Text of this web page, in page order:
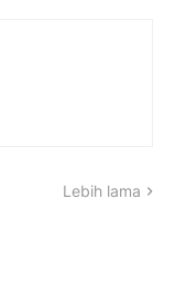
Lebih lama